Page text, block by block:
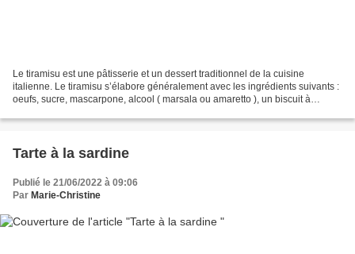
Le tiramisu est une pâtisserie et un dessert traditionnel de la cuisine
italienne. Le tiramisu s’élabore généralement avec les ingrédients suivants :
oeufs, sucre, mascarpone, alcool ( marsala ou amaretto ), un biscuit à
Tarte à la sardine
Publié le 21/06/2022 à 09:06
Par Marie-Christine